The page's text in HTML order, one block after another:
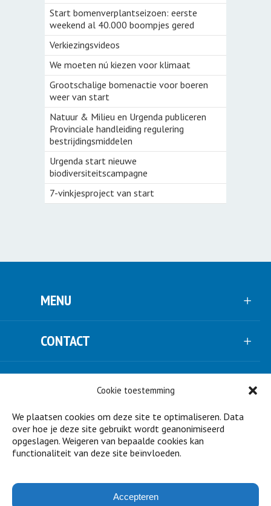
Cookie toestemming
We plaatsen cookies om deze site te optimaliseren. Data
over hoe je deze site gebruikt wordt geanonimiseerd
opgeslagen. Weigeren van bepaalde cookies kan
functionaliteit van deze site beïnvloeden.
Accepteren
Start bomenverplantseizoen: eerste
weekend al 40.000 boompjes gered
Verkiezingsvideos
We moeten nú kiezen voor klimaat
Grootschalige bomenactie voor boeren
weer van start
Natuur & Milieu en Urgenda publiceren
Provinciale handleiding regulering
bestrijdingsmiddelen
Urgenda start nieuwe
biodiversiteitscampagne
7-vinkjesproject van start
MENU
CONTACT
NIEUWSBRIEF
STEUN ONS